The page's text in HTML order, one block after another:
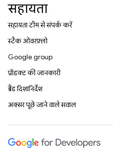
सहायता
सहायता टीम से संपर्क करें
स्टैक ओवरफ़्लो
Google group
प्रॉडक्ट की जानकारी
ब्रैंड दिशानिर्देश
अक्सर पूछे जाने वाले सवाल